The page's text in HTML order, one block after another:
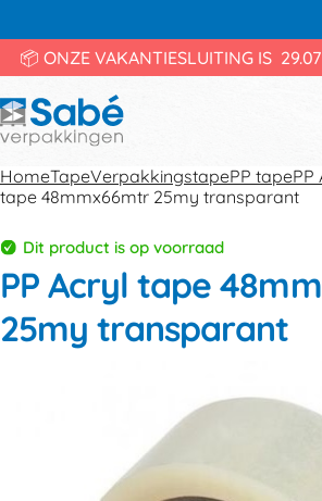
📦 ONZE VAKANTIESLUITING IS
HomeTapeVerpakkingstapePP tapePP
tape 48mmx66mtr 25my transparant
Dit product is op voorraad
PP Acryl tape
25my transparant